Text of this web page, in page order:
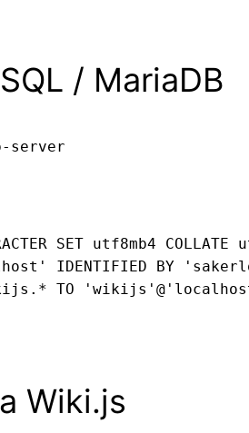
/ MariaDB
server
SET utf8mb4
IDENTIFIED BY
wikijs.* TO
Wiki.js